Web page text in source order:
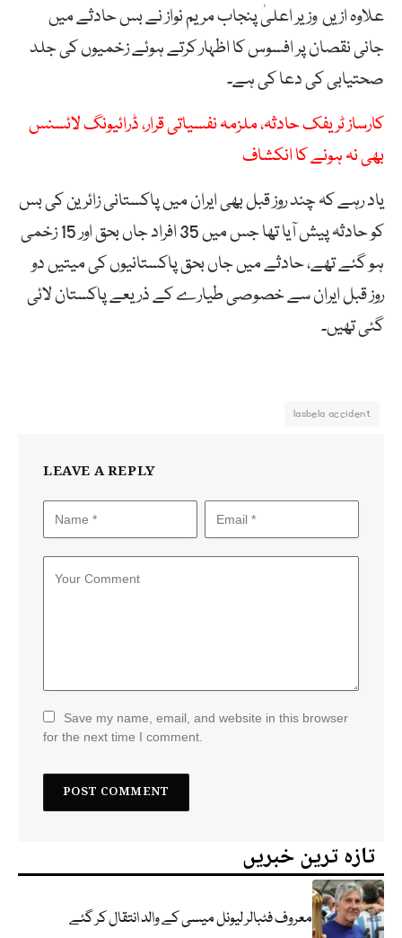
علاوہ ازیں وزیر اعلیٰ پنجاب مریم نواز نے بس حادثے میں
جانی نقصان پر افسوس کا اظہار کرتے ہوئے زخمیوں کی جلد
صحتیابی کی دعا کی ہے۔
کارساز ٹریفک حادثہ، ملزمہ نفسیاتی قرار، ڈرائيونگ لائسنس
بھی نہ ہونے کا انکشاف
یاد رہے کہ چند روز قبل بھی ایران میں پاکستانی زائرین کی بس
کو حادثہ پیش آیا تھا جس میں 35 افراد جاں بحق اور 15 زخمی
ہو گئے تھے، حادثے میں جاں بحق پاکستانیوں کی میتیں دو
روز قبل ایران سے خصوصی طیارے کے ذریعے پاکستان لائی
گئی تھیں۔
lasbela accident
LEAVE A REPLY
Save my name, email, and website in this browser
for the next time I comment.
تازہ ترین خبریں
معروف فٹبالر لیونل میسی کے والد انتقال کر گئے